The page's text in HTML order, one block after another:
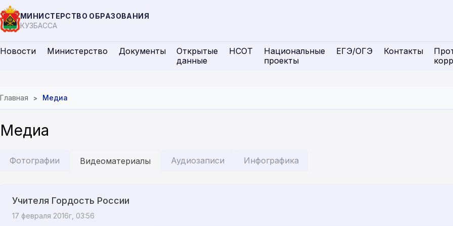
МИНИСТЕРСТВО ОБРАЗОВАНИЯ
КУЗБАССА
Новости Министерство Документы
Открытые
данные
НСОТ
Национальные
проекты
ЕГЭ/ОГЭ Контакты
Главная Медиа
Медиа
Фотографии Видеоматериалы Аудиозаписи Инфографика
Учителя Гордость России
17 февраля 2016г, 03:56